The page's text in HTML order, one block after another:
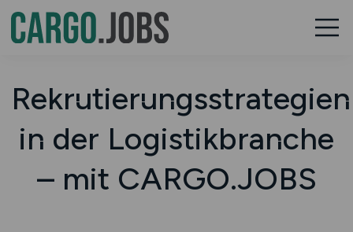
Rekrutierungsstrategien
in der Logistikbranche
– mit CARGO.JOBS